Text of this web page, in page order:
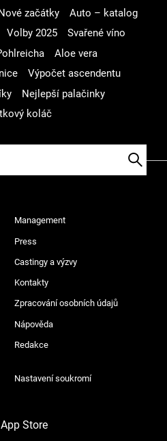
začátky
Auto – katalog
Volby 2025
Svařené víno
Aloe vera
Výpočet ascendentu
Nejlepší palačinky
koláč
Management
Press
Castingy a výzvy
Kontakty
Zpracování osobních údajů
Nápověda
Redakce
Nastavení soukromí
App Store